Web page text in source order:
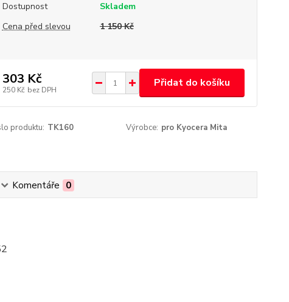
Dostupnost
Skladem
Cena před slevou
1 150 Kč
303 Kč
250 Kč bez DPH
Přidat do košíku
produktu: TK160 Výrobce: pro Kyocera Mita
Komentáře 0